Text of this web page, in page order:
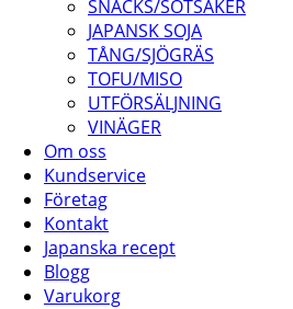
SNACKS/SÖTSAKER
JAPANSK SOJA
TÅNG/SJÖGRÄS
TOFU/MISO
UTFÖRSÄLJNING
VINÄGER
Om oss
Kundservice
Företag
Kontakt
Japanska recept
Blogg
Varukorg